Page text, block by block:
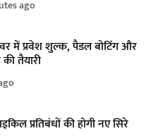
ago
में प्रवेश शुल्क, पैडल बोटिंग और
तैयारी
प्रतिबंधों की होगी नए सिरे